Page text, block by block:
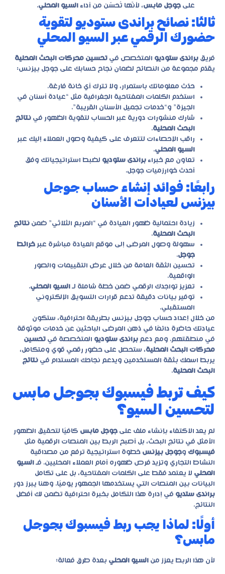
على جوجل مابس، لأنّها تُحسّن من أداء السيو المحلي.
ثالثًا: نصائح براندى ستوديو لتقوية
حضورك الرقمي عبر السيو المحلي
فريق براندى ستوديو المتخصص في تحسين محركات البحث المحلية
يقدّم مجموعة من النصائح لضمان نجاح حسابك على جوجل بيزنس:
حدّث معلوماتك باستمرار، ولا تترك أي خانة فارغة.
استخدم الكلمات المفتاحية الجغرافية مثل “عيادة أسنان في
الجيزة” و“خدمات تجميل الأسنان القريبة”.
شارك منشورات دورية عبر الحساب لتقوية الظهور في نتائج
البحث المحلية.
راقب الإحصاءات لتتعرف على كيفية وصول العملاء إليك عبر
السيو المحلي.
تعاون مع خبراء براندى ستوديو لضبط استراتيجياتك وفق
أحدث خوارزميات جوجل.
رابعًا: فوائد إنشاء حساب جوجل
بيزنس لعيادات الأسنان
زيادة احتمالية ظهور العيادة في “المربع الثلاثي” ضمن نتائج
البحث المحلية.
سهولة وصول المرضى إلى موقع العيادة مباشرة عبر خرائط
جوجل.
تحسين الثقة العامة من خلال عرض التقييمات والصور
الواقعية.
تعزيز تواجدك الرقمي ضمن خطة شاملة لـ السيو المحلي.
توفير بيانات دقيقة تدعم قرارات التسويق الإلكتروني
المستقبلي.
من خلال إعداد حساب جوجل بيزنس بطريقة احترافية، ستكون
عيادتك حاضرة دائمًا في ذهن المرضى الباحثين عن خدمات موثوقة
في منطقتهم. ومع دعم براندى ستوديو المتخصصة في تحسين
محركات البحث المحلية، ستحصل على حضور رقمي قوي ومتكامل،
يربط اسمك بثقة المستخدمين ويدعم نجاحك المستدام في نتائج
البحث المحلية.
كيف تربط فيسبوك بجوجل مابس
لتحسين السيو؟
لم يعد الاكتفاء بإنشاء ملف على جوجل مابس كافيًا لتحقيق الظهور
الأمثل في نتائج البحث، بل أصبح الربط بين المنصات الرقمية مثل
فيسبوك وجوجل بيزنس خطوة استراتيجية ترفع من مصداقية
النشاط التجاري وتزيد فرص ظهوره أمام العملاء المحليين. فـ السيو
المحلي لا يعتمد فقط على الكلمات المفتاحية، بل على تكامل
البيانات بين المنصات التي يستخدمها الجمهور يوميًا. وهنا يبرز دور
براندى ستديو في إدارة هذا التكامل بخبرة احترافية تضمن لك أفضل
النتائج.
أولًا: لماذا يجب ربط فيسبوك بجوجل
مابس؟
لأن هذا الربط يعزز من السيو المحلي بعدة طرق فعالة: